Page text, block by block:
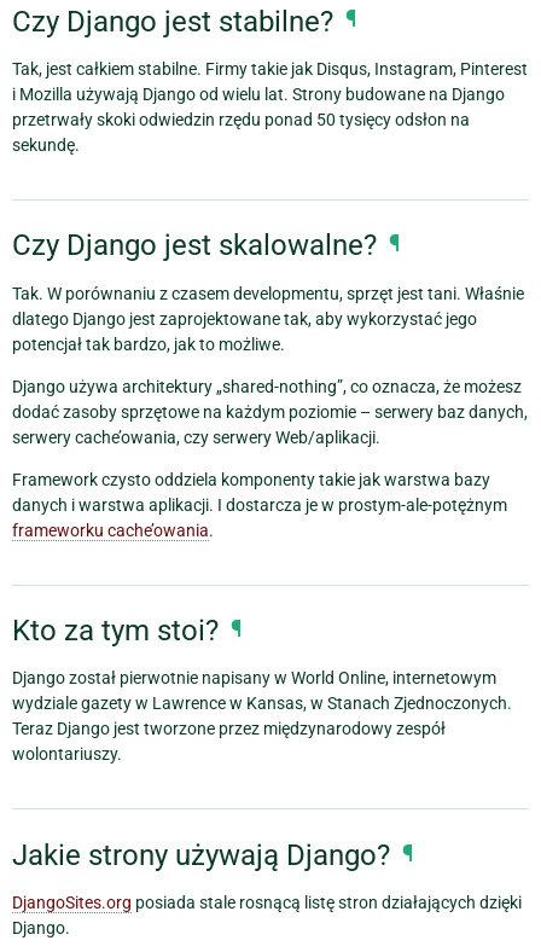
Czy Django jest stabilne? ¶
Tak, jest całkiem stabilne. Firmy takie jak Disqus, Instagram, Pinterest
i Mozilla używają Django od wielu lat. Strony budowane na Django
przetrwały skoki odwiedzin rzędu ponad 50 tysięcy odsłon na
sekundę.
Czy Django jest skalowalne? ¶
Tak. W porównaniu z czasem developmentu, sprzęt jest tani. Właśnie
dlatego Django jest zaprojektowane tak, aby wykorzystać jego
potencjał tak bardzo, jak to możliwe.
Django używa architektury „shared-nothing”, co oznacza, że możesz
dodać zasoby sprzętowe na każdym poziomie – serwery baz danych,
serwery cache’owania, czy serwery Web/aplikacji.
Framework czysto oddziela komponenty takie jak warstwa bazy
danych i warstwa aplikacji. I dostarcza je w prostym-ale-potężnym
frameworku cache’owania.
Kto za tym stoi? ¶
Django został pierwotnie napisany w World Online, internetowym
wydziale gazety w Lawrence w Kansas, w Stanach Zjednoczonych.
Teraz Django jest tworzone przez międzynarodowyzespół
wolontariuszy.
Jakie strony używają Django? ¶
DjangoSites.org posiada stale rosnącą listę stron działających dzięki
Django.